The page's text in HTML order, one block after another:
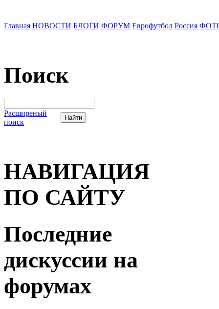
Главная НОВОСТИ БЛОГИ ФОРУМ Еврофутбол Россия
Поиск
Расширеный
поиск
НАВИГАЦИЯ
ПО САЙТУ
Последние
дискуссии на
форумах